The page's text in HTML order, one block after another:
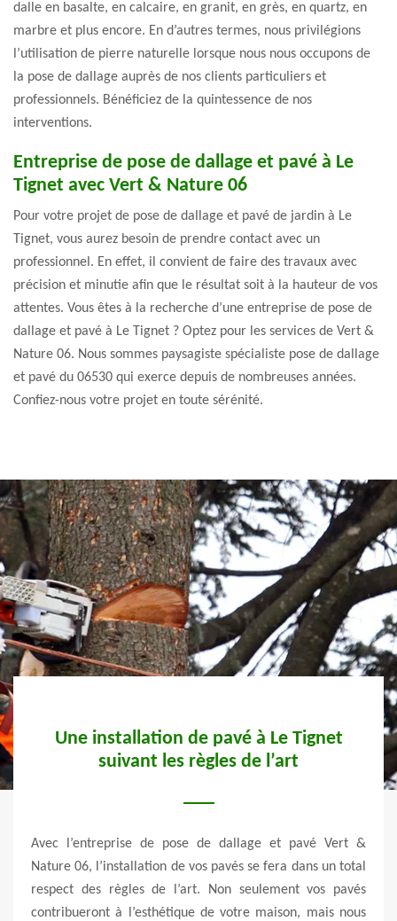
dalle en basalte, en calcaire, en granit, en grès, en quartz, en
marbre et plus encore. En d’autres termes, nous privilégions
l’utilisation de pierre naturelle lorsque nous nous occupons de
la pose de dallage auprès de nos clients particuliers et
professionnels. Bénéficiez de la quintessence de nos
interventions.
Entreprise de pose de dallage et pavé à Le
Tignet avec Vert & Nature 06
Pour votre projet de pose de dallage et pavé de jardin à Le
Tignet, vous aurez besoin de prendre contact avec un
professionnel. En effet, il convient de faire des travaux avec
précision et minutie afin que le résultat soit à la hauteur de vos
attentes. Vous êtes à la recherche d’une entreprise de pose de
dallage et pavé à Le Tignet ? Optez pour les services de Vert &
Nature 06. Nous sommes paysagiste spécialiste pose de dallage
et pavé du 06530 qui exerce depuis de nombreuses années.
Confiez-nous votre projet en toute sérénité.
Une installation de pavé à Le Tignet
suivant les règles de l’art
Avec l’entreprise de pose de dallage et pavé Vert &
Nature 06, l’installation de vos pavés se fera dans un total
respect des règles de l’art. Non seulement vos pavés
contribueront à l’esthétique de votre maison, mais nous